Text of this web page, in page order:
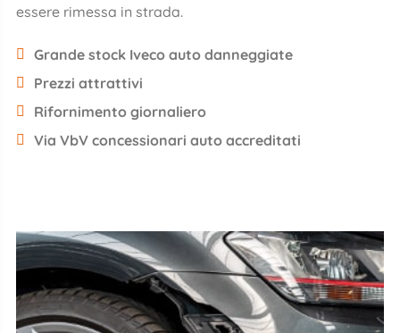
essere rimessa in strada.
Grande stock Iveco auto danneggiate
Prezzi attrattivi
Rifornimento giornaliero
Via VbV concessionari auto accreditati